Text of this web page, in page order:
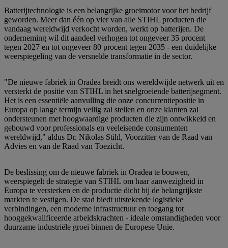
Batterijtechnologie is een belangrijke groeimotor voor het bedrijf
geworden. Meer dan één op vier van alle STIHL producten die
vandaag wereldwijd verkocht worden, werkt op batterijen. De
onderneming wil dit aandeel verhogen tot ongeveer 35 procent
tegen 2027 en tot ongeveer 80 procent tegen 2035 - een duidelijke
weerspiegeling van de versnelde transformatie in de sector.
"De nieuwe fabriek in Oradea breidt ons wereldwijde netwerk uit en
versterkt de positie van STIHL in het snelgroeiende batterijsegment.
Het is een essentiële aanvulling die onze concurrentiepositie in
Europa op lange termijn veilig zal stellen en onze klanten zal
ondersteunen met hoogwaardige producten die zijn ontwikkeld en
gebouwd voor professionals en veeleisende consumenten
wereldwijd," aldus Dr. Nikolas Stihl, Voorzitter van de Raad van
Advies en van de Raad van Toezicht.
De beslissing om de nieuwe fabriek in Oradea te bouwen,
weerspiegelt de strategie van STIHL om haar aanwezigheid in
Europa te versterken en de productie dicht bij de belangrijkste
markten te vestigen. De stad biedt uitstekende logistieke
verbindingen, een moderne infrastructuur en toegang tot
hooggekwalificeerde arbeidskrachten - ideale omstandigheden voor
duurzame industriële groei binnen de Europese Unie.